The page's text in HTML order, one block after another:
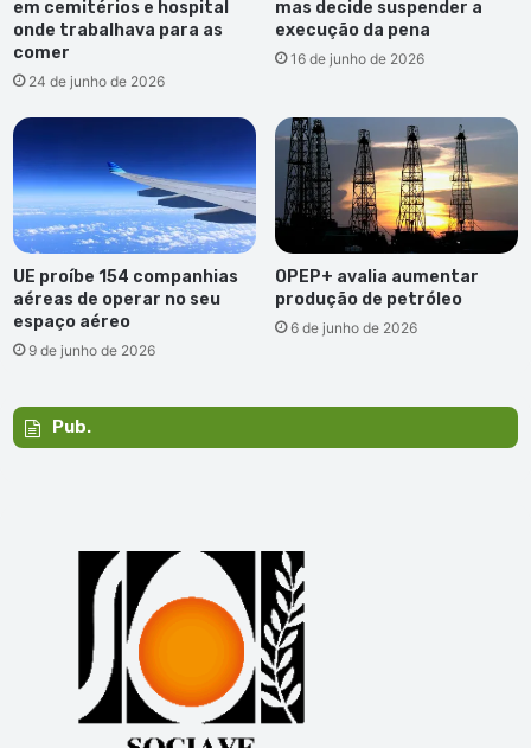
em cemitérios e hospital
onde trabalhava para as
comer
24 de junho de 2026
mas decide suspender a
execução da pena
16 de junho de 2026
UE proíbe 154 companhias
aéreas de operar no seu
espaço aéreo
9 de junho de 2026
OPEP+ avalia aumentar
produção de petróleo
6 de junho de 2026
Pub.